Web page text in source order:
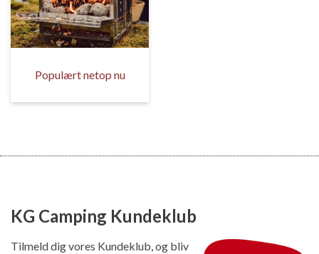
Populært netop nu
KG Camping Kundeklub
Tilmeld dig vores Kundeklub, og bliv